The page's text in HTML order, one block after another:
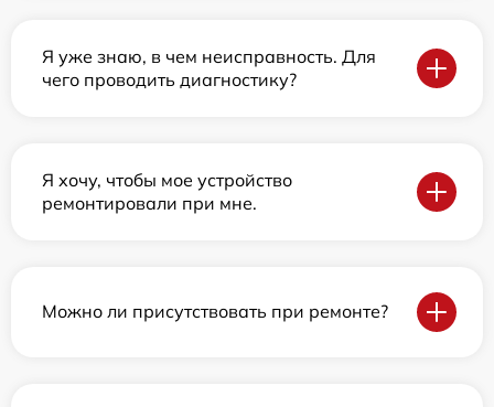
Я уже знаю, в чем неисправность. Для
чего проводить диагностику?
Я хочу, чтобы мое устройство
ремонтировали при мне.
Можно ли присутствовать при ремонте?